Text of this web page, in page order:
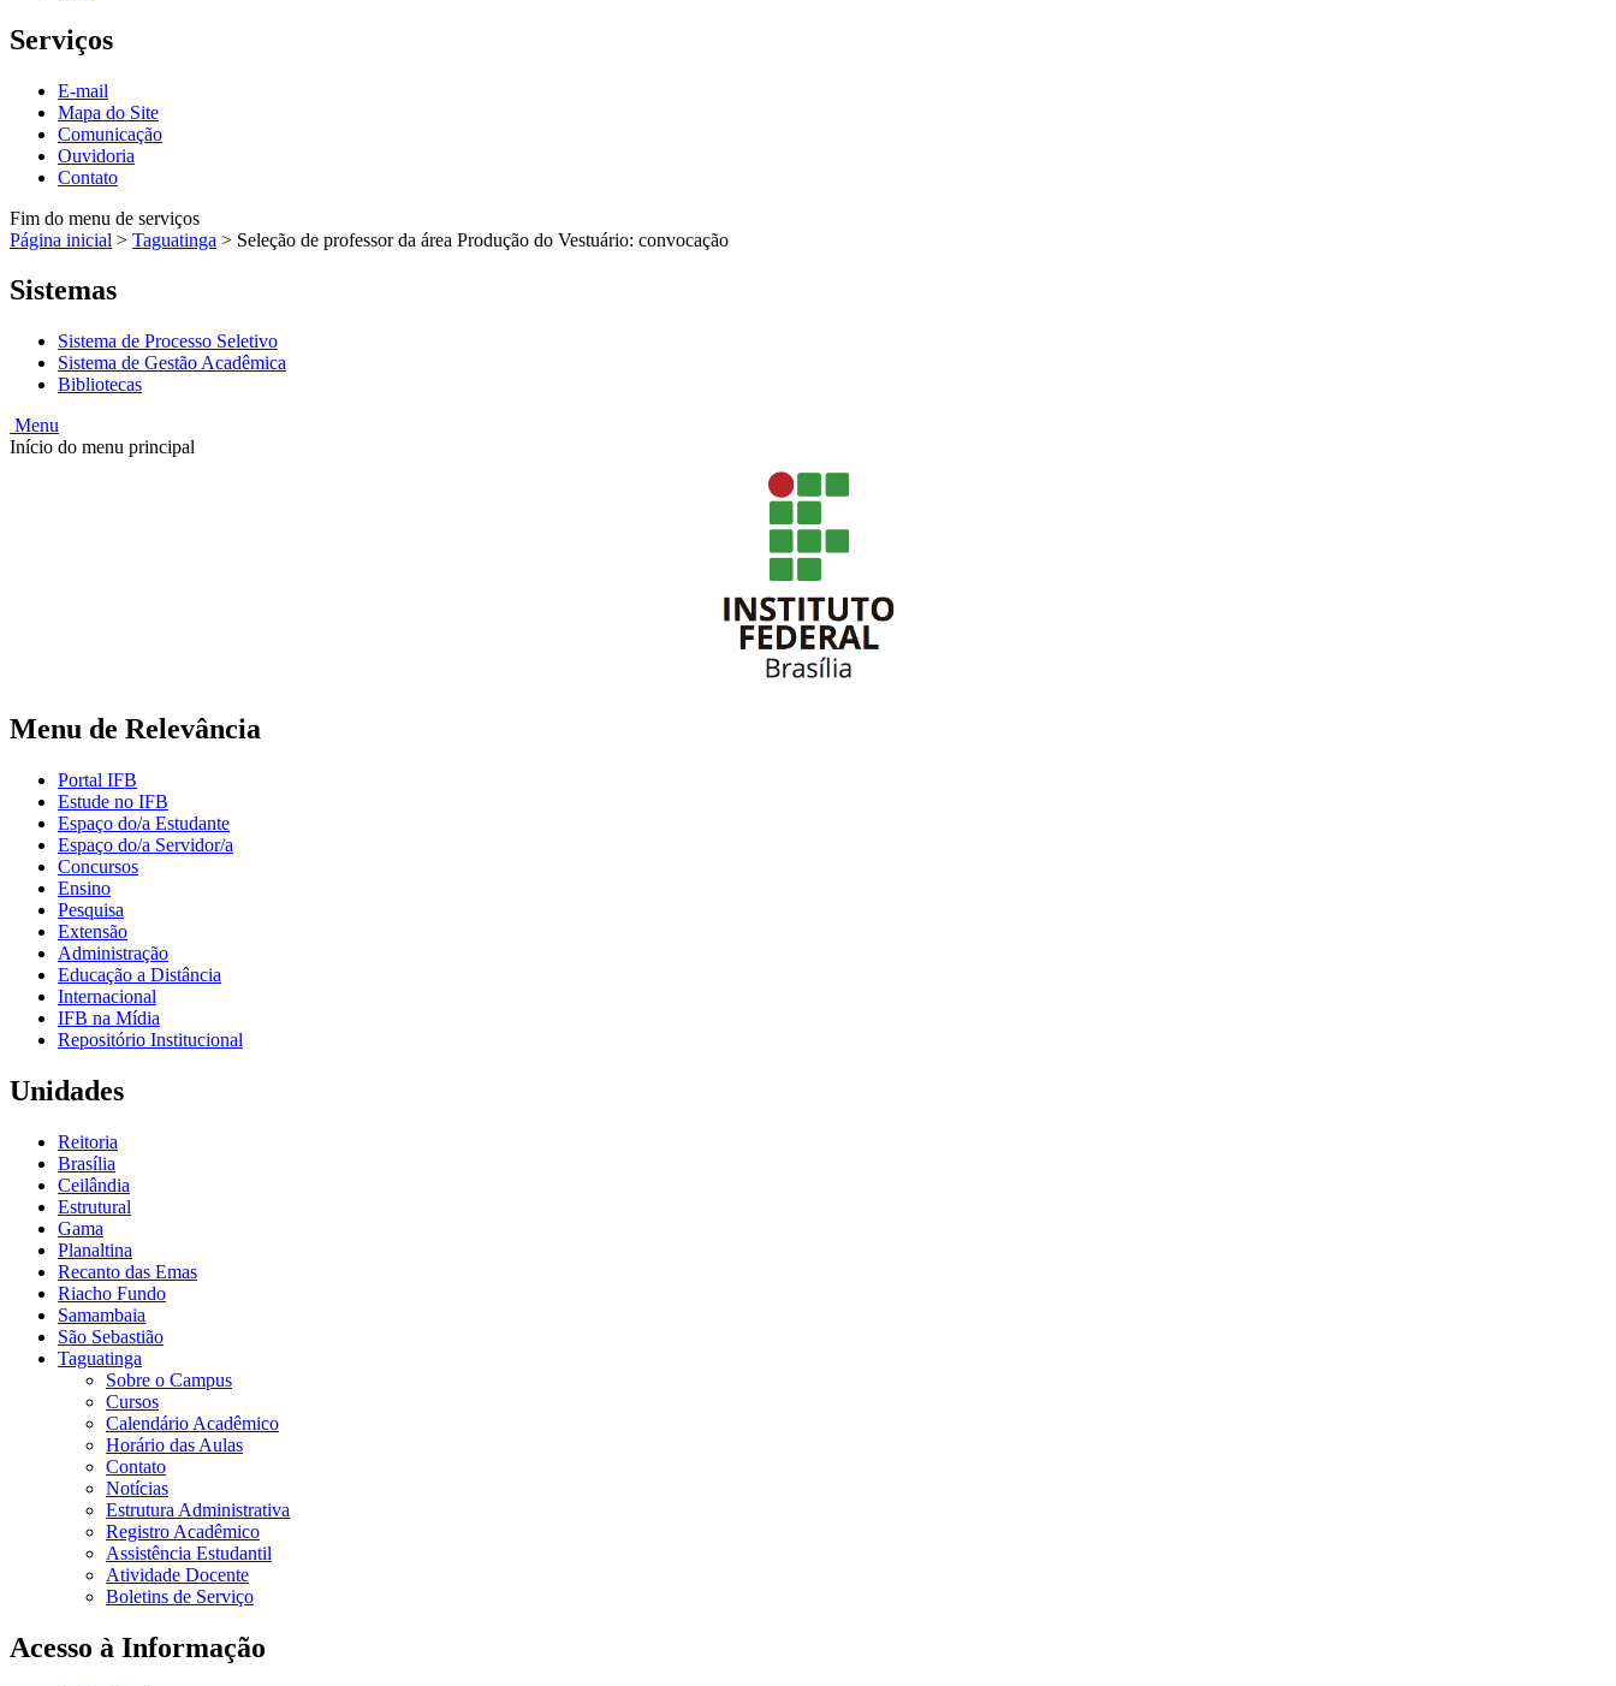
Serviços
E-mail
Mapa do Site
Comunicação
Ouvidoria
Contato
Fim do menu de serviços
Página inicial > Taguatinga > Seleção de professor da área Produção do Vestuário: convocação
Sistemas
Sistema de Processo Seletivo
Sistema de Gestão Acadêmica
Bibliotecas
Menu
Início do menu principal
Menu de Relevância
Portal IFB
Estude no IFB
Espaço do/a Estudante
Espaço do/a Servidor/a
Concursos
Ensino
Pesquisa
Extensão
Administração
Educação a Distância
Internacional
IFB na Mídia
Repositório Institucional
Unidades
Reitoria
Brasília
Ceilândia
Estrutural
Gama
Planaltina
Recanto das Emas
Riacho Fundo
Samambaia
São Sebastião
Taguatinga
Sobre o Campus
Cursos
Calendário Acadêmico
Horário das Aulas
Contato
Notícias
Estrutura Administrativa
Registro Acadêmico
Assistência Estudantil
Atividade Docente
Boletins de Serviço
Acesso à Informação